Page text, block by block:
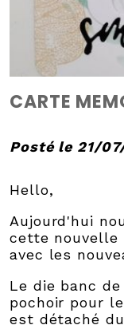
CARTE
Posté le 21/
Hello,
Aujourd'hui
cette nouvelle
avec les
Le die banc
pochoir pour
est détaché